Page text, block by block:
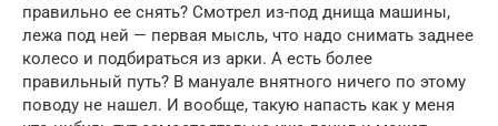
правильно ее снять? Смотрел из-под днища машины,
лежа под ней — первая мысль, что надо снимать заднее
колесо и подбираться из арки. А есть более
правильный путь? В мануале внятного ничего по этому
поводу не нашел. И вообще, такую напасть как у меня